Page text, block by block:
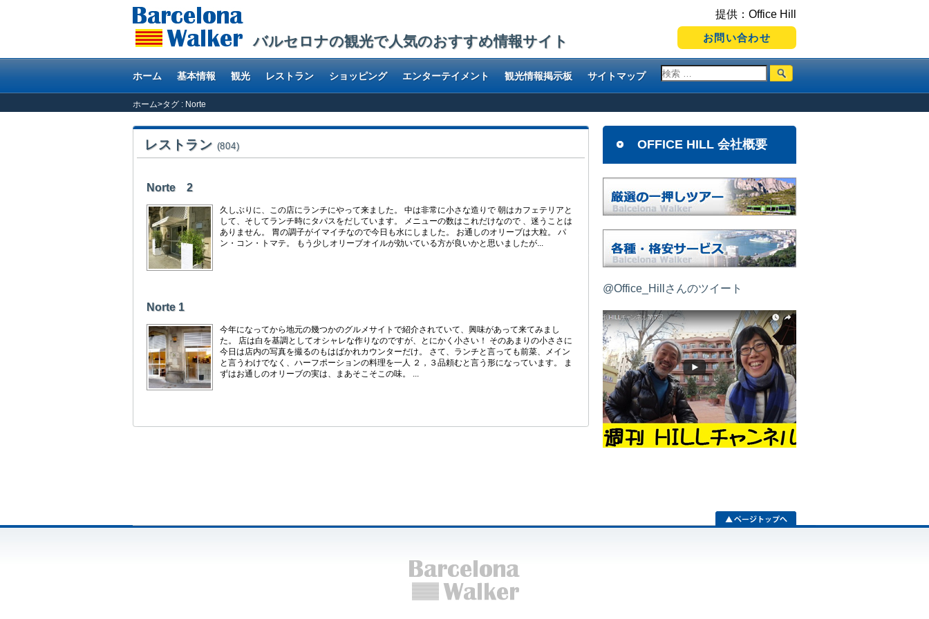
バルセロナの観光で人気のおすすめ情報サイト
提供：Office Hill
お問い合わせ
ホーム 基本情報 観光 レストラン ショッピング エンターテイメント 観光情報掲示板 サイトマップ
ホーム>タグ : Norte
レストラン (804)
Norte 2
久しぶりに、この店にランチにやって来ました。 中は非常に小さな造りで 朝はカフェテリアと
して、そしてランチ時にタパスをだしています。 メニューの数はこれだけなので 、迷うことは
ありません。 胃の調子がイマイチなので今日も水にしました。 お通しのオリーブは大粒。 パ
ン・コン・トマテ。 もう少しオリーブオイルが効いている方が良いかと思いましたが...
Norte 1
今年になってから地元の幾つかのグルメサイトで紹介されていて、興味があって来てみまし
た。 店は白を基調としてオシャレな作りなのですが、とにかく小さい！ そのあまりの小ささに
今日は店内の写真を撮るのもはばかれカウンターだけ。 さて、ランチと言っても前菜、メイン
と言うわけでなく、ハーフポーションの料理を一人 ２，３品頼むと言う形になっています。 ま
ずはお通しのオリーブの実は、まあそこそこの味。 ...
OFFICE HILL 会社概要
@Office_Hillさんのツイート